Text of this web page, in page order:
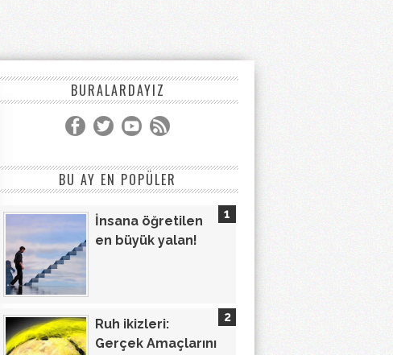
BURALARDAYIZ
BU AY EN POPÜLER
İnsana öğretilen
en büyük yalan!
Ruh ikizleri:
Gerçek Amaçlarını